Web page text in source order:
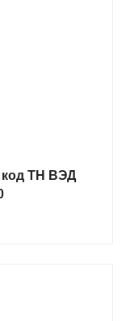
код ТН ВЭД